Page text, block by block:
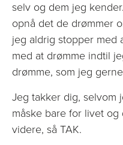
selv og dem jeg
opnå det de drømmer
jeg aldrig stopper med
med at drømme indtil
drømme, som jeg
Jeg takker dig, selvom
måske bare for livet
videre, så TAK.